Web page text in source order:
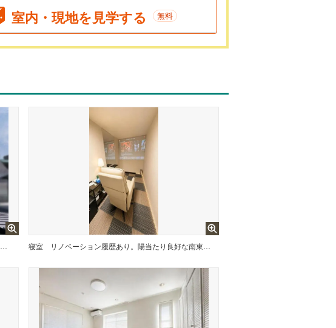
室内・現地を見学する 無料
閑静な住宅地・馬事公苑まで徒歩1分・LDKは吹き抜けがあり開放感があります。 寝室 リノベーション履歴あり。陽当たり良好な南東向きバルコニーです。